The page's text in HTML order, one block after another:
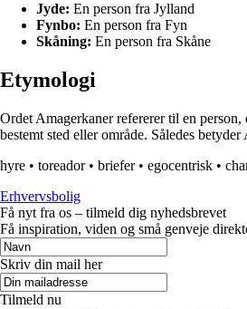
Jyde: En person fra Jylland
Fynbo: En person fra Fyn
Skåning: En person fra Skåne
Etymologi
Ordet Amagerkaner refererer til en
bestemt sted eller område. Således
hyre • toreador• briefer• egocentrisk •
Erhvervsbolig
Få nyt fra os – tilmeld dig nyhedsbrevet
Få inspiration, viden og små genveje
Skriv din mail her
Tilmeld nu